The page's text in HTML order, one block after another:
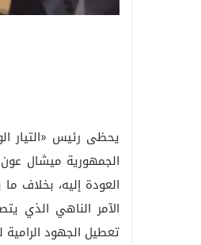
يحظى رئيس «التيار
الجمهورية ميشال
العودة إليه، بخلاف
الآمر الناهي الذي
تعطيل الجهود